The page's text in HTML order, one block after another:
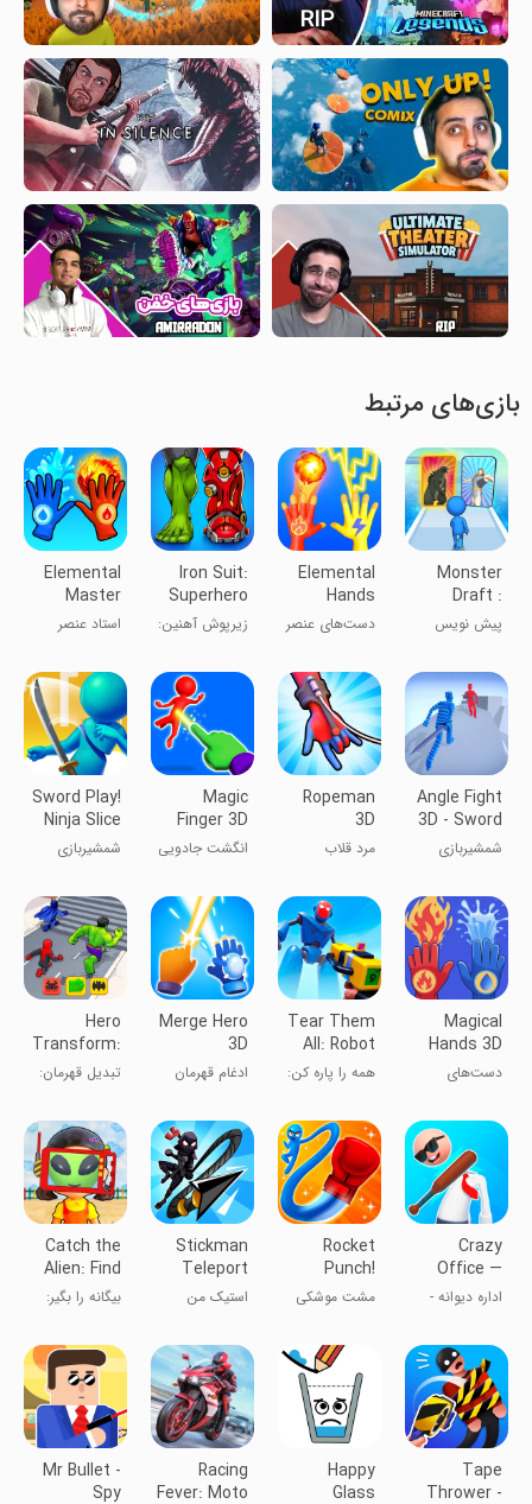
بازی‌های مرتبط
Monster
Draft :
Merge
Runner
پیش نویس
Elemental
Hands
دست‌های عنصر
Iron Suit:
Superhero
Simulator
زیرپوش آهنین:
ابرقهرمان
Elemental
Master
استاد عنصر
Angle Fight
3D - Sword
Game
شمشیربازی
Ropeman
3D
مرد قلاب
Magic
Finger 3D
انگشت جادویی
Sword Play!
Ninja Slice
Runner
شمشیربازی
Magical
Hands 3D
Magic
Attack
دست‌های
جادویی ۳D
Tear Them
All: Robot
Fighting
همه را پاره کن:
Merge Hero
3D
ادغام قهرمان
Hero
Transform:
Superhero
تبدیل قهرمان:
Crazy
Office —
Slap &
Smash
اداره دیوانه -
کردن
Rocket
Punch!
مشت موشکی
Stickman
Teleport
Master 3D
استیک من
Catch the
Alien: Find
Impostor
بیگانه را بگیر:
جعل‌کار
Tape
Thrower -
Happy
Glass
Racing
Fever: Moto
Mr Bullet -
Spy